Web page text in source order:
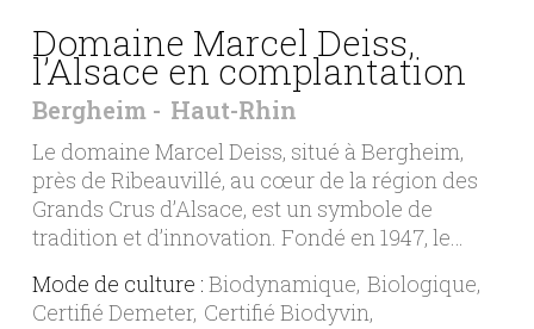
Domaine Marcel Deiss,
l’Alsace en complantation
Bergheim Haut-Rhin
Le domaine Marcel Deiss, situé à Bergheim,
près de Ribeauvillé, au cœur de la région des
Grands Crus d’Alsace, est un symbole de
tradition et d’innovation. Fondé en 1947, le…
Mode de culture : Biodynamique Biologique
Certifié Demeter Certifié Biodyvin